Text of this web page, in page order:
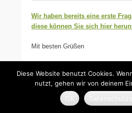
Wir haben bereits eine erste
diese können Sie sich hier
Mit besten Grüßen
Veröffentlicht unter
Diese Website benutzt Cookies.
nutzt, gehen wir von deinem
OK